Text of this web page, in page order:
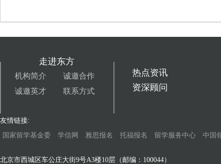
走进东方
机构简介
诚邀合作
诚邀英才
联系方式
热点资讯
资深顾问
友情链接:
国家留学基金委
学信网 雅思报名 托福报名 留学服务中心 中国
北京市西城区车公庄大街9号A3楼10层（邮编：100044）